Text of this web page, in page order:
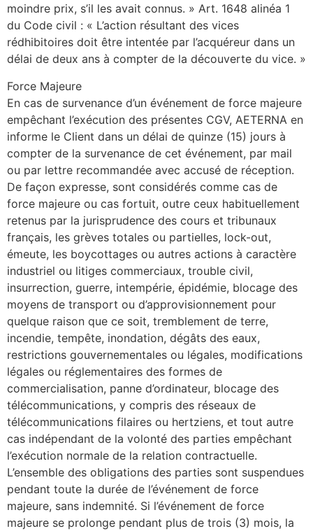
moindre prix, s’il les avait connus. » Art. 1648 alinéa 1
du Code civil : « L’action résultant des vices
rédhibitoires doit être intentée par l’acquéreur dans un
délai de deux ans à compter de la découverte du vice. »
Force Majeure
En cas de survenance d’un événement de force majeure
empêchant l’exécution des présentes CGV, AETERNA en
informe le Client dans un délai de quinze (15) jours à
compter de la survenance de cet événement, par mail
ou par lettre recommandée avec accusé de réception.
De façon expresse, sont considérés comme cas de
force majeure ou cas fortuit, outre ceux habituellement
retenus par la jurisprudence des cours et tribunaux
français, les grèves totales ou partielles, lock-out,
émeute, les boycottages ou autres actions à caractère
industriel ou litiges commerciaux, trouble civil,
insurrection, guerre, intempérie, épidémie, blocage des
moyens de transport ou d’approvisionnement pour
quelque raison que ce soit, tremblement de terre,
incendie, tempête, inondation, dégâts des eaux,
restrictions gouvernementales ou légales, modifications
légales ou réglementaires des formes de
commercialisation, panne d’ordinateur, blocage des
télécommunications, y compris des réseaux de
télécommunications filaires ou hertziens, et tout autre
cas indépendant de la volonté des parties empêchant
l’exécution normale de la relation contractuelle.
L’ensemble des obligations des parties sont suspendues
pendant toute la durée de l’événement de force
majeure, sans indemnité. Si l’événement de force
majeure se prolonge pendant plus de trois (3) mois, la